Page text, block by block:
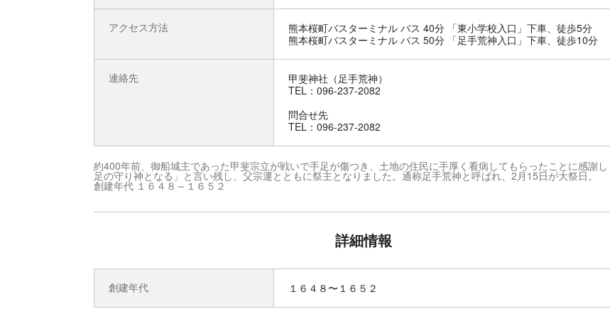
アクセス方法
熊本桜町バスターミナル バス 40分 「東小学校入口」下車、徒歩5分
熊本桜町バスターミナル バス 50分 「足手荒神入口」下車、徒歩10分
連絡先
甲斐神社（足手荒神）
TEL：096-237-2082
問合せ先
TEL：096-237-2082
約400年前、御船城主であった甲斐宗立が戦いで手足が傷つき、土地の住民に手厚く看病してもらったことに感謝
足の守り神となる」と言い残し、父宗運とともに祭主となりました。通称足手荒神と呼ばれ、2月15日が大祭日。
創建年代 １６４８～１６５２
詳細情報
創建年代 １６４８〜１６５２